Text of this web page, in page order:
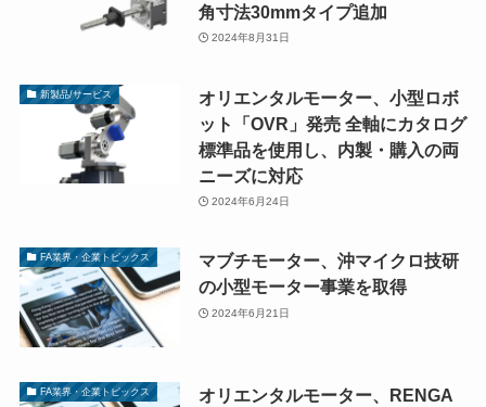
角寸法30mmタイプ追加
2024年8月31日
新製品/サービス
オリエンタルモーター、小型ロボ
ット「OVR」発売 全軸にカタログ
標準品を使用し、内製・購入の両
ニーズに対応
2024年6月24日
FA業界・企業トピックス
マブチモーター、沖マイクロ技研
の小型モーター事業を取得
2024年6月21日
FA業界・企業トピックス
オリエンタルモーター、RENGA